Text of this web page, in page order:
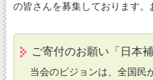
の皆さんを募集しております
ご寄付のお願い「日本
当会のビジョンは、全国民